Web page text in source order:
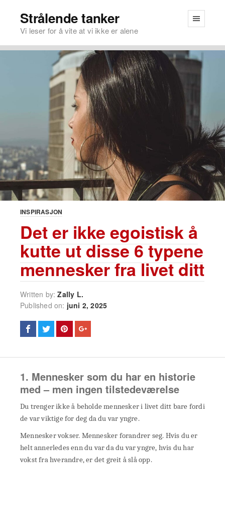
Strålende tanker
Vi leser for å vite at vi ikke er alene
INSPIRASJON
Det er ikke egoistisk å
kutte ut disse 6 typene
mennesker fra livet ditt
Written by:Zally L.
Published on: juni 2, 2025
1. Mennesker som du har en historie
med – men ingen tilstedeværelse
Du trenger ikke å beholde mennesker i livet ditt bare fordi
de var viktige for deg da du var yngre.
Mennesker vokser. Mennesker forandrer seg. Hvis du er
helt annerledes enn du var da du var yngre, hvis du har
vokst fra hverandre, er det greit å slå opp.